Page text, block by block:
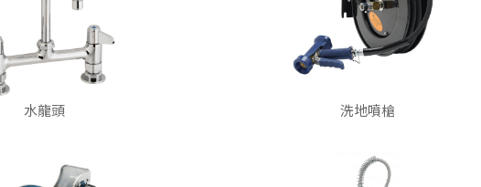
水龍頭 洗地噴槍